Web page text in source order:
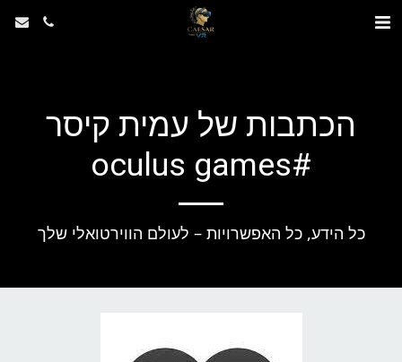
הכתבות של עמית קיסר
#oculus games
כל הידע, כל האפשרויות – לעולם הווירטואלי שלך